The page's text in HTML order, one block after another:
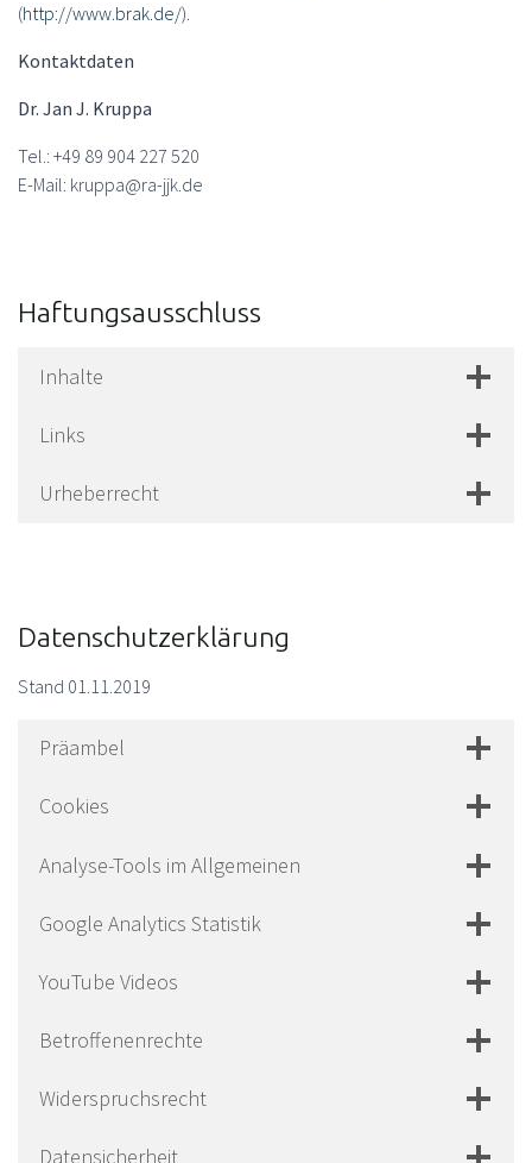
(http://www.brak.de/).
Kontaktdaten
Dr. Jan J. Kruppa
Tel.: +49 89 904 227 520
E-Mail: kruppa@ra-jjk.de
Haftungsausschluss
Inhalte
Links
Urheberrecht
Datenschutzerklärung
Stand 01.11.2019
Präambel
Cookies
Analyse-Tools im Allgemeinen
Google Analytics Statistik
YouTube Videos
Betroffenenrechte
Widerspruchsrecht
Datensicherheit